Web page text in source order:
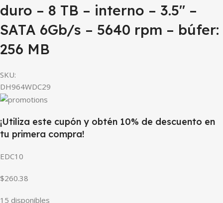
duro – 8 TB – interno – 3.5″ –
SATA 6Gb/s – 5640 rpm – búfer:
256 MB
SKU:
DH964WDC29
¡Utiliza este cupón y obtén 10% de descuento en
tu primera compra!
EDC10
$260.38
15 disponibles